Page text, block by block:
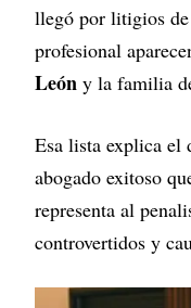
llegó por litigios de
profesional
León y la familia
Esa lista explica el
abogado exitoso
representa al
controvertidos y